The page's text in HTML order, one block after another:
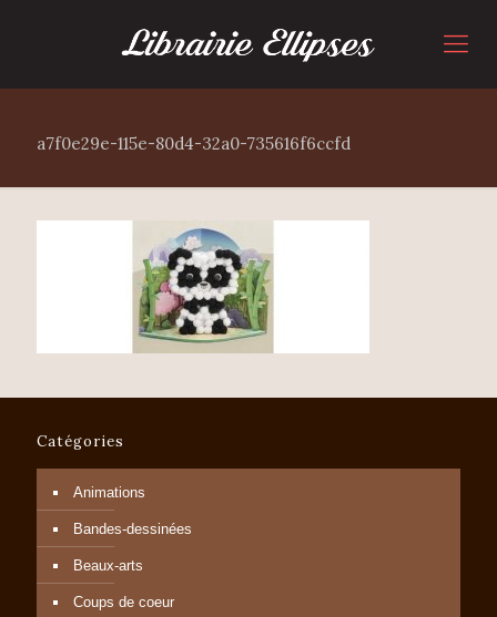
a7f0e29e-115e-80d4-32a0-735616f6ccfd
Catégories
Animations
Bandes-dessinées
Beaux-arts
Coups de coeur